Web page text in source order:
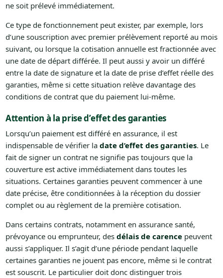
ne soit prélevé immédiatement.
Ce type de fonctionnement peut exister, par exemple, lors
d’une souscription avec premier prélèvement reporté au mois
suivant, ou lorsque la cotisation annuelle est fractionnée avec
une date de départ différée. Il peut aussi y avoir un différé
entre la date de signature et la date de prise d’effet réelle des
garanties, même si cette situation relève davantage des
conditions de contrat que du paiement lui-même.
Attention à la prise d’effet des garanties
Lorsqu’un paiement est différé en assurance, il est
indispensable de vérifier la date d’effet des garanties. Le
fait de signer un contrat ne signifie pas toujours que la
couverture est active immédiatement dans toutes les
situations. Certaines garanties peuvent commencer à une
date précise, être conditionnées à la réception du dossier
complet ou au règlement de la première cotisation.
Dans certains contrats, notamment en assurance santé,
prévoyance ou emprunteur, des délais de carencepeuvent
aussi s’appliquer. Il s’agit d’une période pendant laquelle
certaines garanties ne jouent pas encore, même si le contrat
est souscrit. Le particulier doit donc distinguer trois